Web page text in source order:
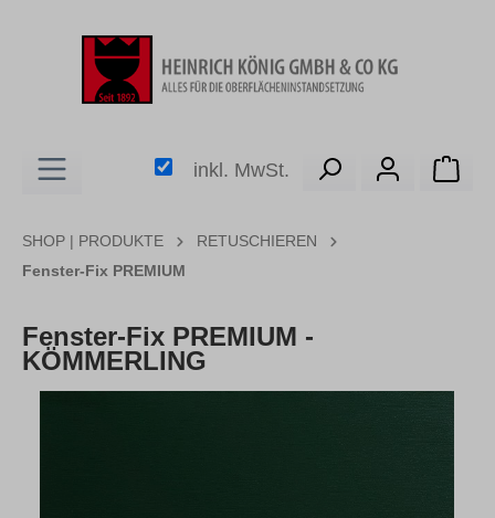
inkl. MwSt.
SHOP | PRODUKTE
RETUSCHIEREN
Fenster-Fix PREMIUM
Fenster-Fix PREMIUM -
KÖMMERLING